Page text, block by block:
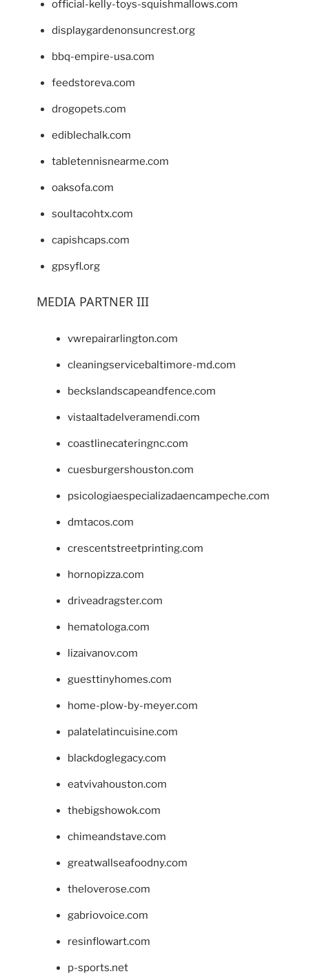
official-kelly-toys-squishmallows.com
displaygardenonsuncrest.org
bbq-empire-usa.com
feedstoreva.com
drogopets.com
ediblechalk.com
tabletennisnearme.com
oaksofa.com
soultacohtx.com
capishcaps.com
gpsyfl.org
MEDIA PARTNER III
vwrepairarlington.com
cleaningservicebaltimore-md.com
beckslandscapeandfence.com
vistaaltadelveramendi.com
coastlinecateringnc.com
cuesburgershouston.com
psicologiaespecializadaencampeche.com
dmtacos.com
crescentstreetprinting.com
hornopizza.com
driveadragster.com
hematologa.com
lizaivanov.com
guesttinyhomes.com
home-plow-by-meyer.com
palatelatincuisine.com
blackdoglegacy.com
eatvivahouston.com
thebigshowok.com
chimeandstave.com
greatwallseafoodny.com
theloverose.com
gabriovoice.com
resinflowart.com
p-sports.net